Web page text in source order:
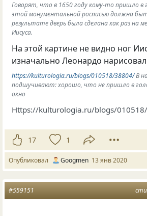
Говорят, что в 1650 году кому-то пришло в
этой монументальной росписью должна
результате дверь была сделана как раз на
Иисуса.
На этой картине не видно ног
изначально Леонардо
https://kulturologia.ru/blogs/010518/38804/В
подшучивают: хорошо, что не пришло в
окно
Https://kulturologia.ru/blogs/
17 1
Опубликовал Googmen 13 янв 2020
#559151